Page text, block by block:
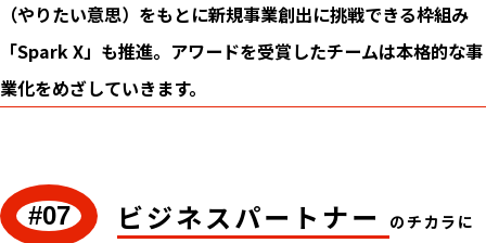
（やりたい意思）をもとに新規事業創出に挑戦できる枠組み
「Spark X」も推進。アワードを受賞したチームは本格的な事
業化をめざしていきます。
#07 ビジネスパートナー のチカラに